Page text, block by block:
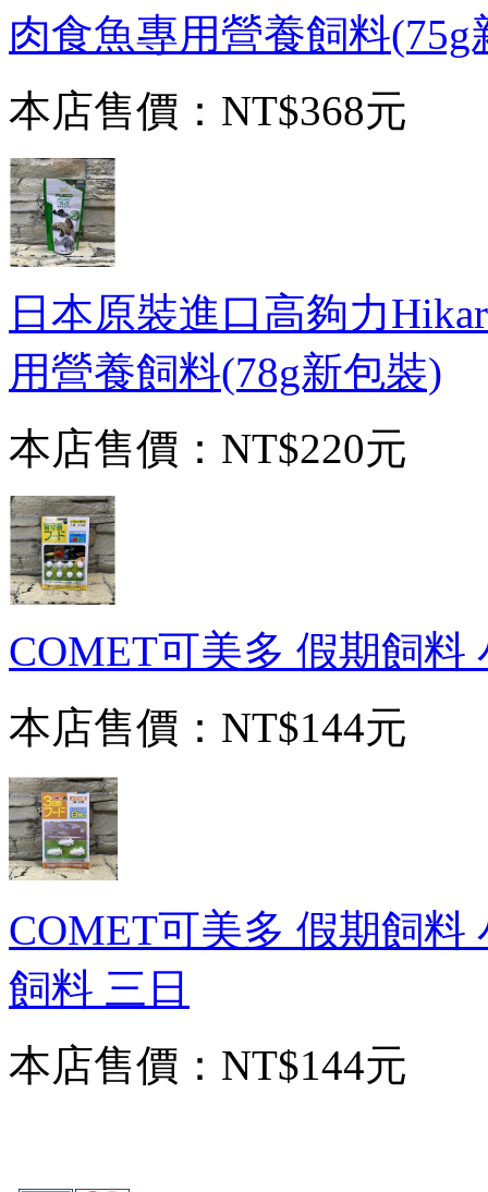
肉食魚專用營養飼料(75g
本店售價： NT$368元
日本原裝進口高夠力
用營養飼料(78g新包裝)
本店售價： NT$220元
COMET可美多 假期飼料
本店售價： NT$144元
COMET可美多 假期飼料
飼料 三日
本店售價： NT$144元